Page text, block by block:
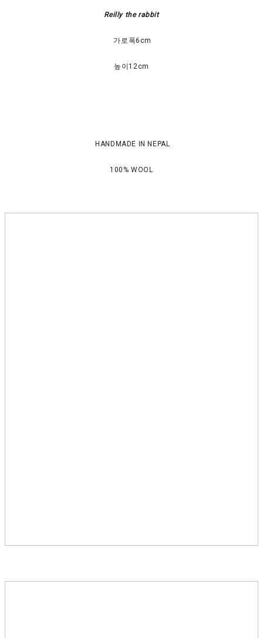
Reilly the rabbit
가로폭6cm
높이12cm
HANDMADE IN NEPAL
100% WOOL